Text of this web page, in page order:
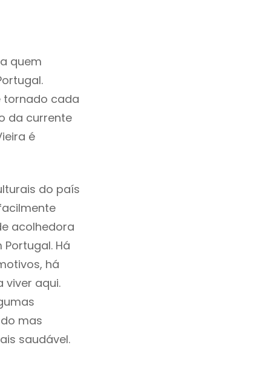
quem
tornado cada
da currente
é
do país
acolhedora
Há
há
aqui.
mas
saudável.